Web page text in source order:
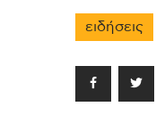
ειδήσεις